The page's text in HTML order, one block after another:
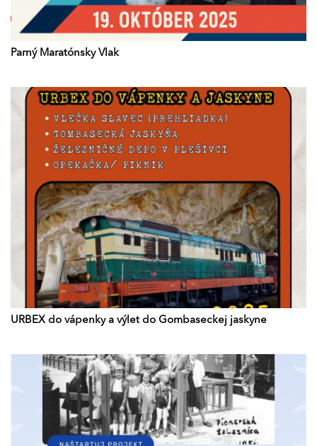
Parný Maratónsky Vlak
URBEX do vápenky a výlet do Gombaseckej jaskyne